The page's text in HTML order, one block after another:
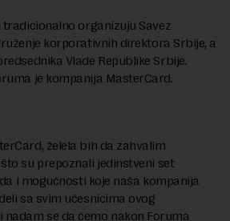
organizuju Savez
korporativnih direktora Srbije, a
Vlade Republike Srbije.
je kompanija MasterCard.
želela bih da zahvalim
su prepoznali jedinstveni set
i mogućnosti koje naša kompanija
sa svim učesnicima ovog
se da ćemo nakon Foruma